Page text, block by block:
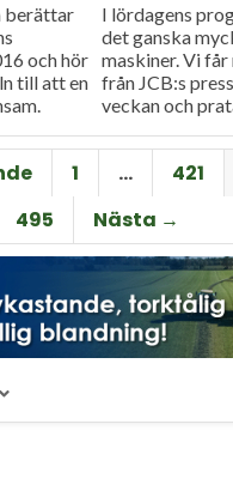
berättar
och hör
till att en
I lördagens
det ganska
maskiner. Vi
från JCB:s
veckan och
Staffanstorp
att...
1 … 421
495 Nästa →